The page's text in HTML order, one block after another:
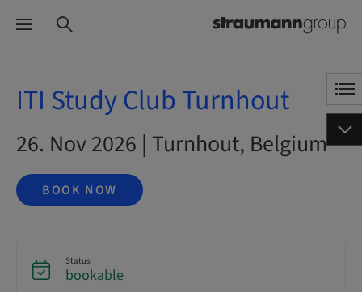
ITI Study Club Turnhout
26. Nov 2026 | Turnhout, Belgium
BOOK NOW
Status
bookable